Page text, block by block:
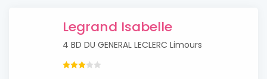
Legrand Isabelle
4 BD DU GENERAL LECLERC Limours